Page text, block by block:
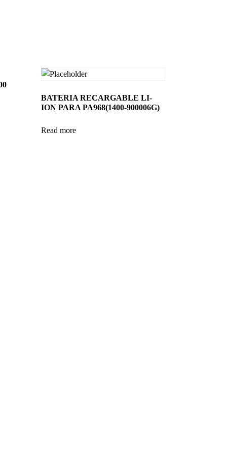
BATERIA RECARGABLE LI-
ION PARA PA968(1400-900006G)
Read more